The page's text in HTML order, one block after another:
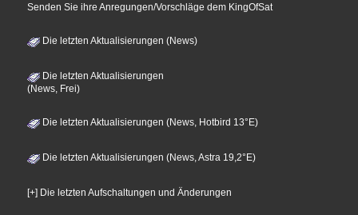
Senden Sie ihre Anregungen/Vorschläge dem KingOfSat
Die letzten Aktualisierungen (News)
Die letzten Aktualisierungen
(News, Frei)
Die letzten Aktualisierungen (News, Hotbird 13°E)
Die letzten Aktualisierungen (News, Astra 19,2°E)
[+] Die letzten Aufschaltungen und Änderungen